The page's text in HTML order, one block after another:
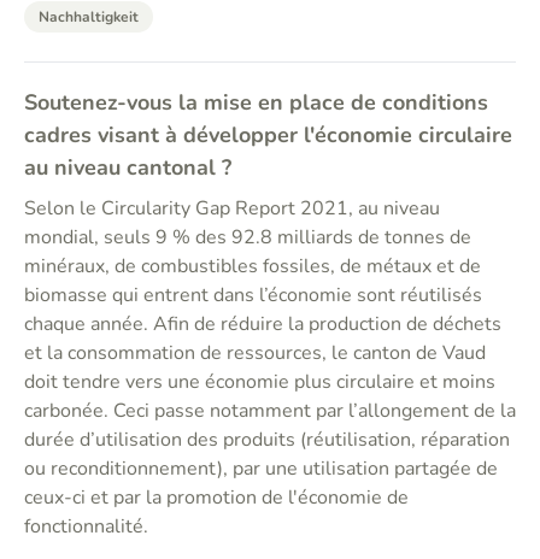
Nachhaltigkeit
Soutenez-vous la mise en place de conditions
cadres visant à développer l'économie circulaire
au niveau cantonal ?
Selon le Circularity Gap Report 2021, au niveau
mondial, seuls 9 % des 92.8 milliards de tonnes de
minéraux, de combustibles fossiles, de métaux et de
biomasse qui entrent dans l’économie sont réutilisés
chaque année. Afin de réduire la production de déchets
et la consommation de ressources, le canton de Vaud
doit tendre vers une économie plus circulaire et moins
carbonée. Ceci passe notamment par l’allongement de la
durée d’utilisation des produits (réutilisation, réparation
ou reconditionnement), par une utilisation partagée de
ceux-ci et par la promotion de l'économie de
fonctionnalité.